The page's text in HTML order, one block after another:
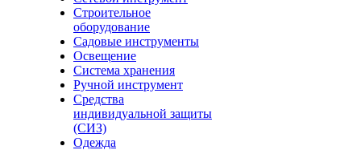
Строительное
оборудование
Садовые инструменты
Освещение
Система хранения
Ручной инструмент
Средства
индивидуальной защиты
(СИЗ)
Одежда